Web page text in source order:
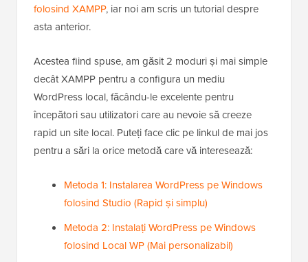
folosind XAMPP, iar noi am scris un tutorial despre
asta anterior.
Acestea fiind spuse, am găsit 2 moduri și mai simple
decât XAMPP pentru a configura un mediu
WordPress local, făcându-le excelente pentru
începători sau utilizatori care au nevoie să creeze
rapid un site local. Puteți face clic pe linkul de mai jos
pentru a sări la orice metodă care vă interesează:
Metoda 1: Instalarea WordPress pe Windows
folosind Studio (Rapid și simplu)
Metoda 2: Instalați WordPress pe Windows
folosind Local WP (Mai personalizabil)